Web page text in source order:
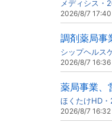
メディシス・
2026/8/7 17:40
調剤薬局事
シップヘルス
2026/8/7 16:36
薬局事業、
ほくたけHD
2026/8/7 16:32